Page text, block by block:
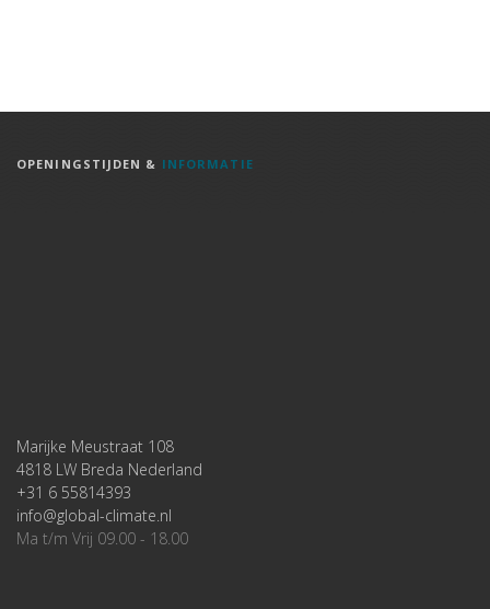
OPENINGSTIJDEN & INFORMATIE
Marijke Meustraat 108
4818 LW Breda Nederland
+31 6 55814393
info@global-climate.nl
Ma t/m Vrij 09.00 - 18.00